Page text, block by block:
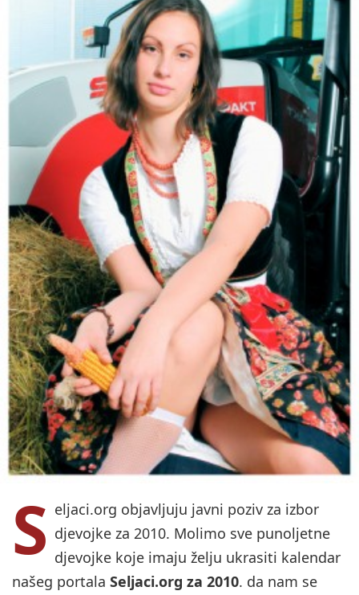
S eljaci.org objavljuju javni poziv za izbor
djevojke za 2010. Molimo sve punoljetne
djevojke koje imaju želju ukrasiti kalendar
našeg portala Seljaci.org za 2010. da nam se